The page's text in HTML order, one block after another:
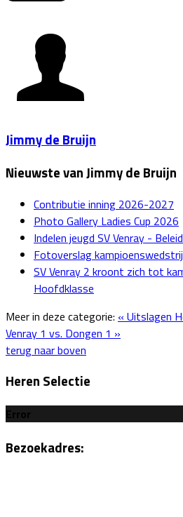
Jimmy de Bruijn
Nieuwste van Jimmy de Bruijn
Contributie inning 2026-2027
Photo Gallery Ladies Cup 2026
Indelen jeugd SV Venray -
Fotoverslag
SV Venray 2 kroont zich tot
Hoofdklasse
Meer in deze categorie: « Uitslagen
Venray 1 vs. Dongen 1 »
terug naar boven
Heren Selectie
Error
Bezoekadres: